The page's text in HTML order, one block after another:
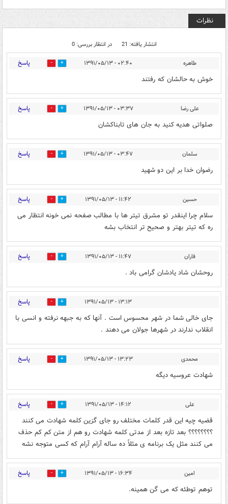
نظرات
انتشار یافته: 21 در انتظار بررسی: 0
طاهره ۰۲:۴۰ - ۱۳۹۱/۰۵/۱۳ 0 پاسخ
خوش به حالشان كه رفتند
علی رضا ۰۳:۳۷ - ۱۳۹۱/۰۵/۱۳ 0 پاسخ
صلواتی هدیه کنید به جان های تابناکشان
سلمان ۰۳:۴۷ - ۱۳۹۱/۰۵/۱۳ 0 پاسخ
رضوان خدا بر اين دو شهيد
حسین ۱۱:۴۲ - ۱۳۹۱/۰۵/۱۳ 0 پاسخ
سلام چرا اینقدر تو مشرق تیتر ها با مطالب صفحه نمی خونه انتظار می
ره که تیتر بهتر و صحیح تر انتخاب بشه
فاران ۱۱:۴۷ - ۱۳۹۱/۰۵/۱۳ 0 پاسخ
روحشان شاد یادشان گرامی باد .
۱۳:۱۳ - ۱۳۹۱/۰۵/۱۳ 0 پاسخ
جای خالی شما در شهر محسوس است . آنها که به جبهه نرفته و انسی با
انقلاب ندارند در شهرها جولان می دهند .
محمدی ۱۳:۲۳ - ۱۳۹۱/۰۵/۱۳ 0 پاسخ
شهادت عروسیه دیگه
علی ۱۴:۱۲ - ۱۳۹۱/۰۵/۱۳ 0 پاسخ
قضیه چیه این قدر کلمات مختلف رو جای گزین کلمه شهادت می کنند
؟؟؟؟؟؟؟؟ بعد تازه بعد از مدتی کلمه شهادت رو هم از متن کم کم حذف
می کنند مثل یک برنامه ی مثلاً ده ساله آرام آرام که کسی متوجه نشه
امین ۱۶:۳۴ - ۱۳۹۱/۰۵/۱۳ 0 پاسخ
توهم توطئه که می گن همینه.